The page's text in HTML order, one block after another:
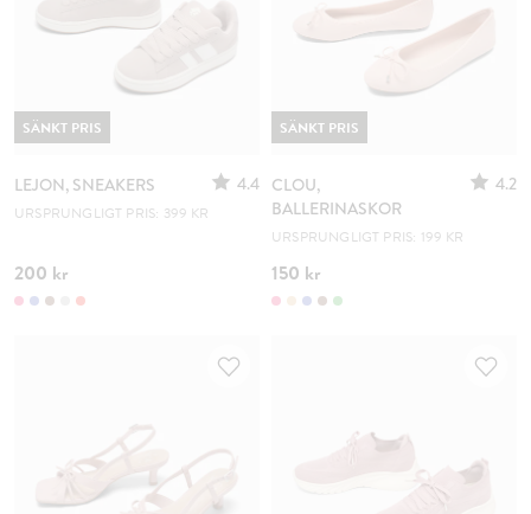
LEJON, SNEAKERS 4.4
URSPRUNGLIGT PRIS: 399 KR
200 kr
SÄNKT PRIS
CLOU,
BALLERINASKOR
4.2
URSPRUNGLIGT PRIS: 199 KR
150 kr
SÄNKT PRIS